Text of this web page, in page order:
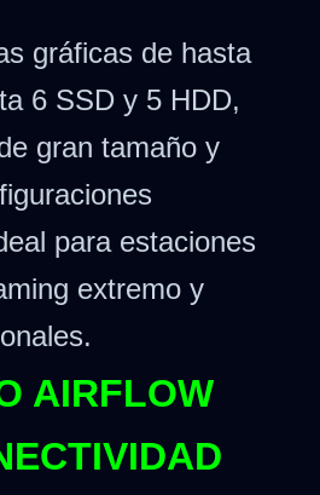
gráficas de hasta
6 SSD y 5 HDD,
gran tamaño y
para estaciones
extremo y
AIRFLOW